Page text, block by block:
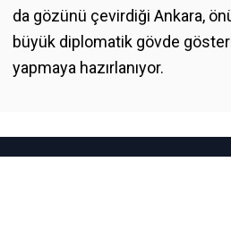
da gözünü çevirdiği Ankara,
büyük diplomatik gövde
yapmaya hazırlanıyor.